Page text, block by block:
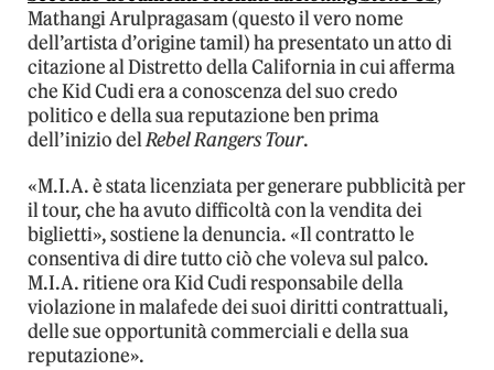
Mathangi Arulpragasam (questo il vero nome
dell’artista d’origine tamil) ha presentato un atto di
citazione al Distretto della California in cui afferma
che Kid Cudi era a conoscenza del suo credo
politico e della sua reputazione ben prima
dell’inizio delRebel Rangers Tour.
«M.I.A. è stata licenziata per generare pubblicità per
il tour, che ha avuto difficoltà con la vendita dei
biglietti», sostiene la denuncia. «Il contratto le
consentiva di dire tutto ciò che voleva sul palco.
M.I.A. ritiene ora Kid Cudi responsabile della
violazione in malafede dei suoi diritti contrattuali,
delle sue opportunità commerciali e della sua
reputazione».